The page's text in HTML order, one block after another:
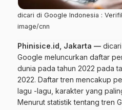
dicari di Google Indonesia :
image/cnn
Phinisice.id, Jakarta —
Google meluncurkan daftar
dunia pada tahun 2022 pada
2022. Daftartren mencakup
lagu -lagu, karakter yang
Menurut statistik tentang tren